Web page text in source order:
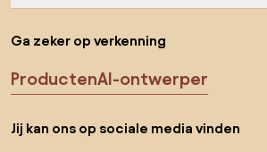
Ga zeker op verkenning
ProductenAI-ontwerper
Jij kan ons op sociale media vinden